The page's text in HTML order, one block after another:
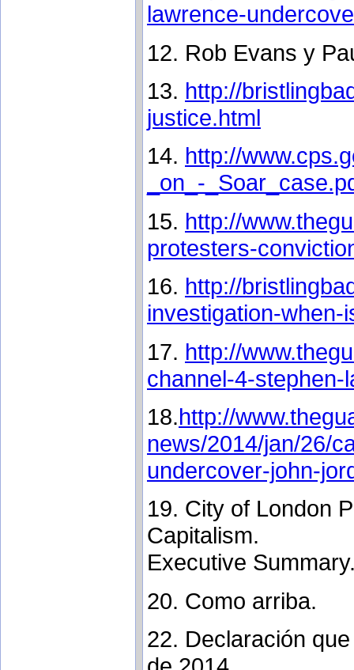
lawrence-
12. Rob Evans y
13. http://
justice.html
14. http://
_on_-
15. http://
protesters-
16. http://
investigation-when-
17. http://
channel-4-
18.http://
news/2014/jan/26/
undercover-john-
19. City of London
Capitalism.
Executive
20. Como arriba.
22. Declaración